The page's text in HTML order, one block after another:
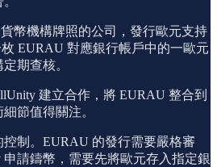
幣機構牌照的公司，發行歐元支持
EURAU 對應銀行帳戶中的一歐元
期查核。
建立合作，將 EURAU 整合到
節值得關注。
制。EURAU 的發行需要嚴格審
請鑄幣，需要先將歐元存入指定銀